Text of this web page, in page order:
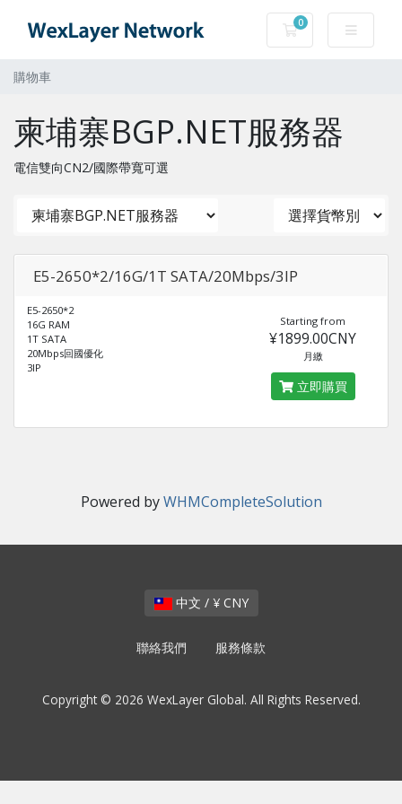
0
購物車
購物車
柬埔寨BGP.NET服務器
電信雙向CN2/國際帶寬可選
E5-2650*2/16G/1T SATA/20Mbps/3IP
E5-2650*2
16G RAM
1T SATA
20Mbps回國優化
3IP
Starting from
¥1899.00CNY
月繳
立即購買
Powered byWHMCompleteSolution
中文 / ¥ CNY
聯絡我們 服務條款
Copyright © 2026 WexLayer Global. All Rights Reserved.